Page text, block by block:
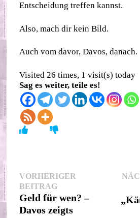
Entscheidung treffen kannst.
Also, mach dir kein Bild.
Auch vom davor, Davos, danach.
Visited 26 times, 1 visit(s) today
Sag es weiter, teile es!
VORHERIGER
BEITRAGVorheriger
Beitrag:
Geld für wen? –
Davos zeigts